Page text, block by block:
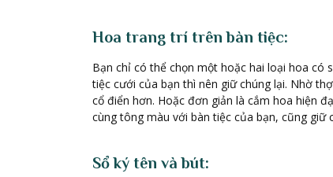
Hoa trang trí trên bàn tiệc:
Bạn chỉ có thể chọn một hoặc hai loại hoa có
tiệc cưới của bạn thì nên giữ chúng lại. Nhờ
cổ điển hơn. Hoặc đơn giản là cắm hoa hiện
cùng tông màu với bàn tiệc của bạn, cũng giữ
Sổ ký tên và bút: